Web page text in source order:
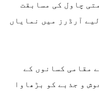
چاول کی مسابقت
آرڈرز میں نمایاں
مقامی کسانوں کے
و جذبے کو بڑھاوا